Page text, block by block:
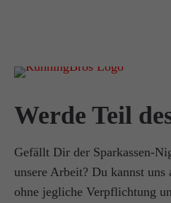
Werde Teil
Gefällt Dir der Sparkassen-
unsere Arbeit? Du kannst
ohne jegliche Verpflichtung